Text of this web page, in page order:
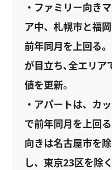
・ファミリー向き
ア中、札幌市と福
前年同月を上回る
が目立ち､全エリア
値を更新。
・アパートは、カ
で前年同月を上回
向きは名古屋市を
し、東京23区を除